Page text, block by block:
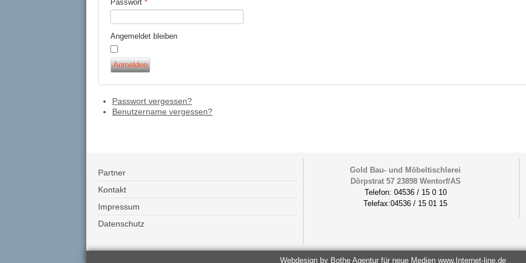
Passwort *
Angemeldet bleiben
Anmelden
Passwort vergessen?
Benutzername vergessen?
Partner
Kontakt
Impressum
Datenschutz
Gold Bau- und Möbeltischlerei
Dörpstrat 57 23898 Wentorf/AS
Telefon: 04536 / 15 0 10
Telefax:04536 / 15 01 15
Webdesign by Bothe Agentur für neue Medien www.Internet-line.de